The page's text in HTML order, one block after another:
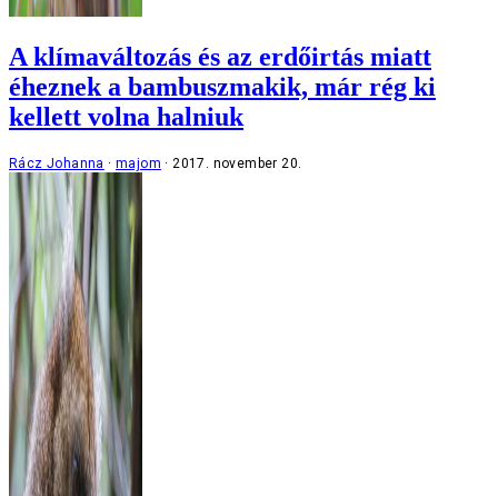
A klímaváltozás és az erdőirtás miatt
éheznek a bambuszmakik, már rég ki
kellett volna halniuk
Rácz Johanna majom 2017. november 20.